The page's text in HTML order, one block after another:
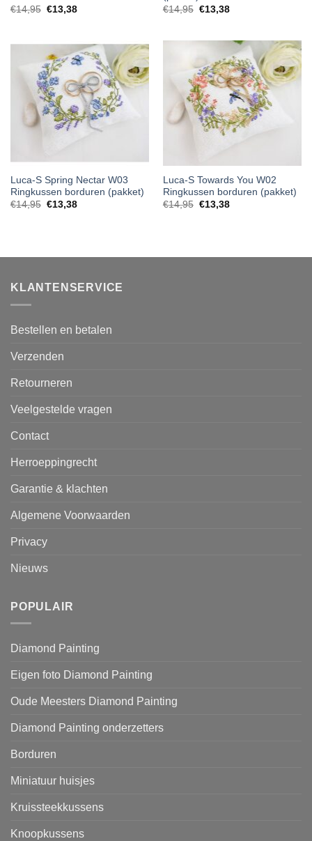
€14,95 €13,38
€14,95 €13,38
Luca-S Spring Nectar W03
Ringkussen borduren (pakket)
€14,95 €13,38
Luca-S Towards You W02
Ringkussen borduren (pakket)
€14,95 €13,38
KLANTENSERVICE
Bestellen en betalen
Verzenden
Retourneren
Veelgestelde vragen
Contact
Herroeppingrecht
Garantie & klachten
Algemene Voorwaarden
Privacy
Nieuws
POPULAIR
Diamond Painting
Eigen foto Diamond Painting
Oude Meesters Diamond Painting
Diamond Painting onderzetters
Borduren
Miniatuur huisjes
Kruissteekkussens
Knoopkussens